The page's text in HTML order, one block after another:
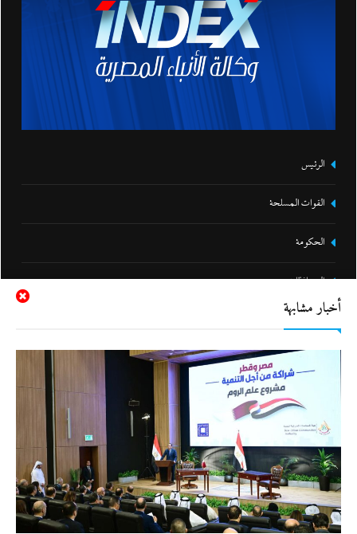
أخبار مشابهة
الرئيس
القوات المسلحة
الحكومة
المحافظات
الصحة و الجمال
تحقيقات
مقالات و أراء
نشرة لايف
جاءنا الآن